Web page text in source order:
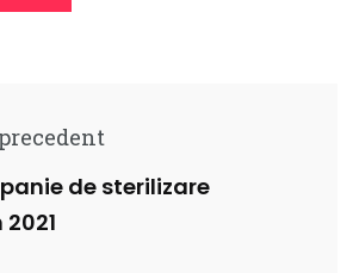
de sterilizare